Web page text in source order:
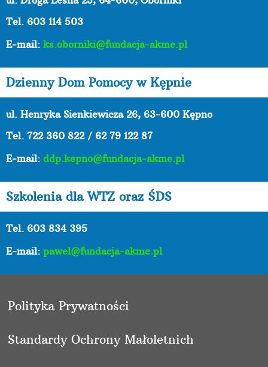
Tel. 603 114 503
E-mail: ks.oborniki@fundacja-akme.pl
Dzienny Dom Pomocy w Kępnie
ul. Henryka Sienkiewicza 26, 63-600 Kępno
Tel. 722 360 822 / 62 79 122 87
E-mail: ddp.kepno@fundacja-akme.pl
Szkolenia dla WTZ oraz ŚDS
Tel. 603 834 395
E-mail: pawel@fundacja-akme.pl
Polityka Prywatności
Standardy Ochrony Małoletnich